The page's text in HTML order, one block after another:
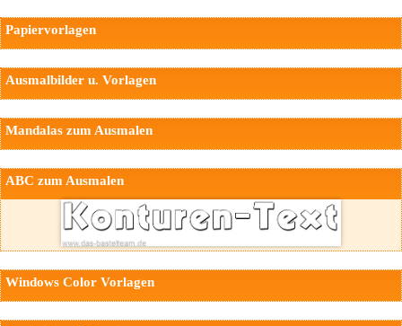
Papiervorlagen
Ausmalbilder u. Vorlagen
Mandalas zum Ausmalen
ABC zum Ausmalen
Windows Color Vorlagen